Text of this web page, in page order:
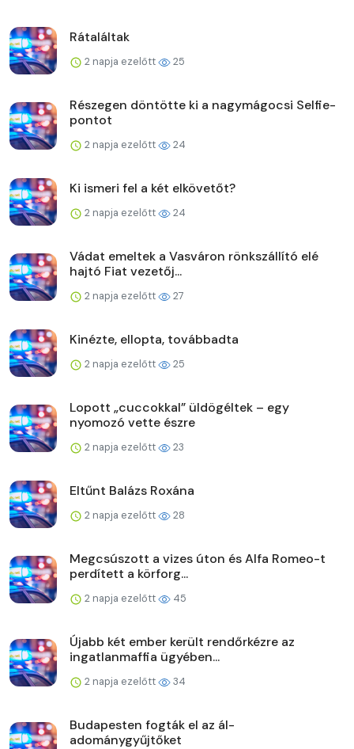
Rátaláltak
2 napja ezelőtt 25
Részegen döntötte ki a nagymágocsi Selfie-
pontot
2 napja ezelőtt 24
Ki ismeri fel a két elkövetőt?
2 napja ezelőtt 24
Vádat emeltek a Vasváron rönkszállító elé
hajtó Fiat vezetőj...
2 napja ezelőtt 27
Kinézte, ellopta, továbbadta
2 napja ezelőtt 25
Lopott „cuccokkal” üldögéltek – egy
nyomozó vette észre
2 napja ezelőtt 23
Eltűnt Balázs Roxána
2 napja ezelőtt 28
Megcsúszott a vizes úton és Alfa Romeo-t
perdített a körforg...
2 napja ezelőtt 45
Újabb két ember került rendőrkézre az
ingatlanmaffia ügyében...
2 napja ezelőtt 34
Budapesten fogták el az ál-
adománygyűjtőket